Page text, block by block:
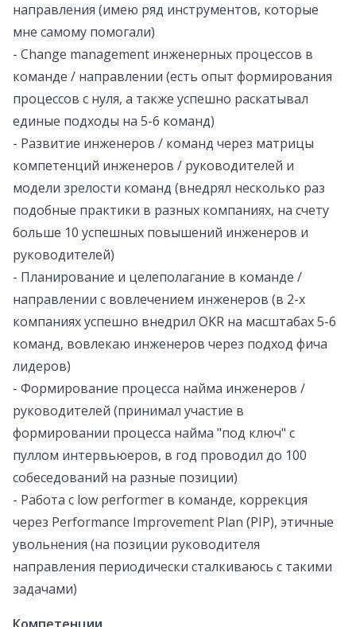
направления (имею ряд инструментов, которые
мне самому помогали)
- Change management инженерных процессов в
команде / направлении (есть опыт формирования
процессов с нуля, а также успешно раскатывал
единые подходы на 5-6 команд)
- Развитие инженеров / команд через матрицы
компетенций инженеров / руководителей и
модели зрелости команд (внедрял несколько раз
подобные практики в разных компаниях, на счету
больше 10 успешных повышений инженеров и
руководителей)
- Планирование и целеполагание в команде /
направлении с вовлечением инженеров (в 2-х
компаниях успешно внедрил OKR на масштабах 5-6
команд, вовлекаю инженеров через подход фича
лидеров)
- Формирование процесса найма инженеров /
руководителей (принимал участие в
формировании процесса найма "под ключ" с
пуллом интервьюеров, в год проводил до 100
собеседований на разные позиции)
- Работа с low performer в команде, коррекция
через Рerformance Improvement Plan (PIP), этичные
увольнения (на позиции руководителя
направления периодически сталкиваюсь с такими
задачами)